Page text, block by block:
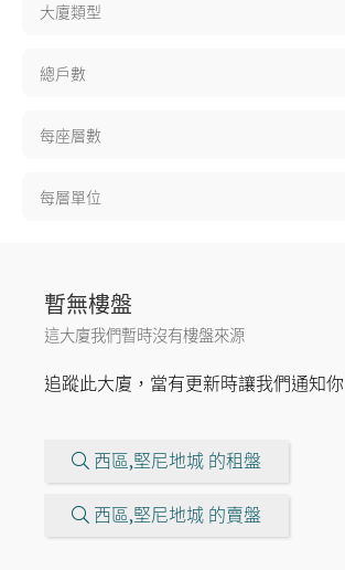
大廈類型
總戶數
每座層數
每層單位
暫無樓盤
這大廈我們暫時沒有樓盤來源
追蹤此大廈，當有更新時讓我們通知你
西區,堅尼地城 的租盤
西區,堅尼地城 的賣盤